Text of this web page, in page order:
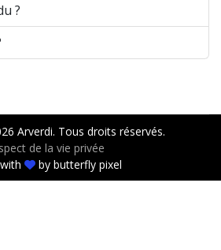
?
Arverdi. Tous droits réservés.
de la vie privée
by butterfly pixel